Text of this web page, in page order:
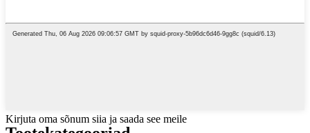
Kirjuta oma sõnum siia ja saada see meile